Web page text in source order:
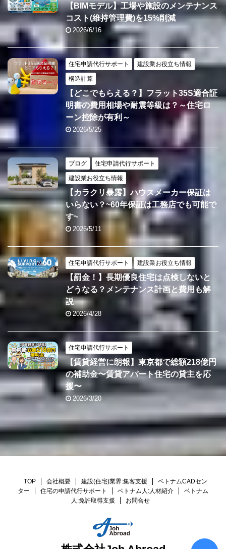
【BIMモデル】工場や施設のメンテナンス
コスト(維持管理費)を15%削減
2026/6/16
住宅申請代行サポート 建設業お役立ち情報
構造計算
【どこでもらえる？】フラット35S適合証
明書の費用相場や耐震等級は？～住宅ロ
ーン控除が有利～
2026/5/25
ブログ 住宅申請代行サポート
建設業お役立ち情報
【カラクリ暴露】ハウスメーカー保証は
いらない？~60年保証は工務店でも可能で
す~
2026/5/11
住宅申請代行サポート 建設業お役立ち情報
【罰金！】長期優良住宅は点検しないと
どうなる？メンテナンス計画と費用も解
説
2026/4/28
住宅申請代行サポート
【賃貸経営に朗報】東京都で総額218億円
の補助金〜賃貸アパート住宅の貸主を応
援〜
2026/3/20
TOP 会社概要 建設(住宅)業界:集客支援
ベトナムCADセン
ター
住宅の申請代行サポート ベトナム人:人材紹介
ベトナム
人:免許取得支援
お問合せ